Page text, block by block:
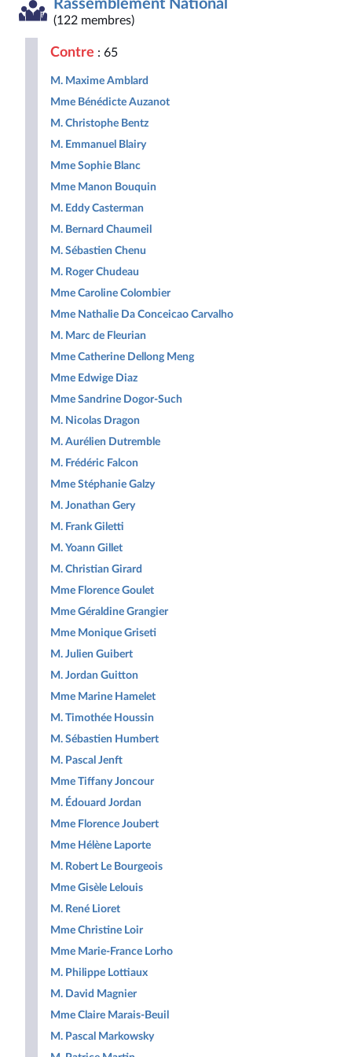
Nouveau
Front
Démocrate
Républicaine
des
non
Rassemblement National
(122 membres)
Contre : 65
M. Maxime Amblard
Mme Bénédicte Auzanot
M. Christophe Bentz
M. Emmanuel Blairy
Mme Sophie Blanc
Mme Manon Bouquin
M. Eddy Casterman
M. Bernard Chaumeil
M. Sébastien Chenu
M. Roger Chudeau
Mme Caroline Colombier
Mme Nathalie Da Conceicao Carvalho
M. Marc de Fleurian
Mme Catherine Dellong Meng
Mme Edwige Diaz
Mme Sandrine Dogor-Such
M. Nicolas Dragon
M. Aurélien Dutremble
M. Frédéric Falcon
Mme Stéphanie Galzy
M. Jonathan Gery
M. Frank Giletti
M. Yoann Gillet
M. Christian Girard
Mme Florence Goulet
Mme Géraldine Grangier
Mme Monique Griseti
M. Julien Guibert
M. Jordan Guitton
Mme Marine Hamelet
M. Timothée Houssin
M. Sébastien Humbert
M. Pascal Jenft
Mme Tiffany Joncour
M. Édouard Jordan
Mme Florence Joubert
Mme Hélène Laporte
M. Robert Le Bourgeois
Mme Gisèle Lelouis
M. René Lioret
Mme Christine Loir
Mme Marie-France Lorho
M. Philippe Lottiaux
M. David Magnier
Mme Claire Marais-Beuil
M. Pascal Markowsky